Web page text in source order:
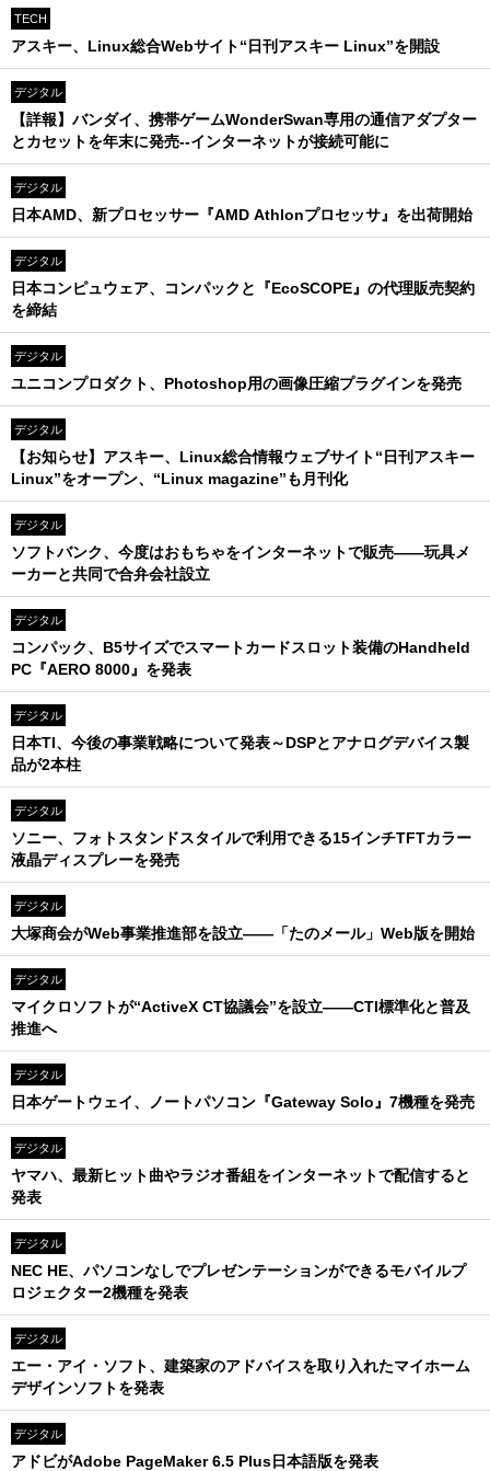
TECH
アスキー、Linux総合Webサイト“日刊アスキー Linux”を開設
デジタル
【詳報】バンダイ、携帯ゲームWonderSwan専用の通信アダプター
とカセットを年末に発売--インターネットが接続可能に
デジタル
日本AMD、新プロセッサー『AMD Athlonプロセッサ』を出荷開始
デジタル
日本コンピュウェア、コンパックと『EcoSCOPE』の代理販売契約
を締結
デジタル
ユニコンプロダクト、Photoshop用の画像圧縮プラグインを発売
デジタル
【お知らせ】アスキー、Linux総合情報ウェブサイト“日刊アスキー
Linux”をオープン、“Linux magazine”も月刊化
デジタル
ソフトバンク、今度はおもちゃをインターネットで販売――玩具メ
ーカーと共同で合弁会社設立
デジタル
コンパック、B5サイズでスマートカードスロット装備のHandheld
PC『AERO 8000』を発表
デジタル
日本TI、今後の事業戦略について発表～DSPとアナログデバイス製
品が2本柱
デジタル
ソニー、フォトスタンドスタイルで利用できる15インチTFTカラー
液晶ディスプレーを発売
デジタル
大塚商会がWeb事業推進部を設立――「たのメール」Web版を開始
デジタル
マイクロソフトが“ActiveX CT協議会”を設立――CTI標準化と普及
推進へ
デジタル
日本ゲートウェイ、ノートパソコン『Gateway Solo』7機種を発売
デジタル
ヤマハ、最新ヒット曲やラジオ番組をインターネットで配信すると
発表
デジタル
NEC HE、パソコンなしでプレゼンテーションができるモバイルプ
ロジェクター2機種を発表
デジタル
エー・アイ・ソフト、建築家のアドバイスを取り入れたマイホーム
デザインソフトを発表
デジタル
アドビがAdobe PageMaker 6.5 Plus日本語版を発表